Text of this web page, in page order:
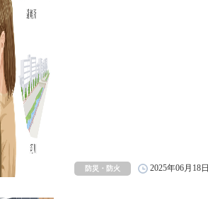
防災・防火 2025年06月18日